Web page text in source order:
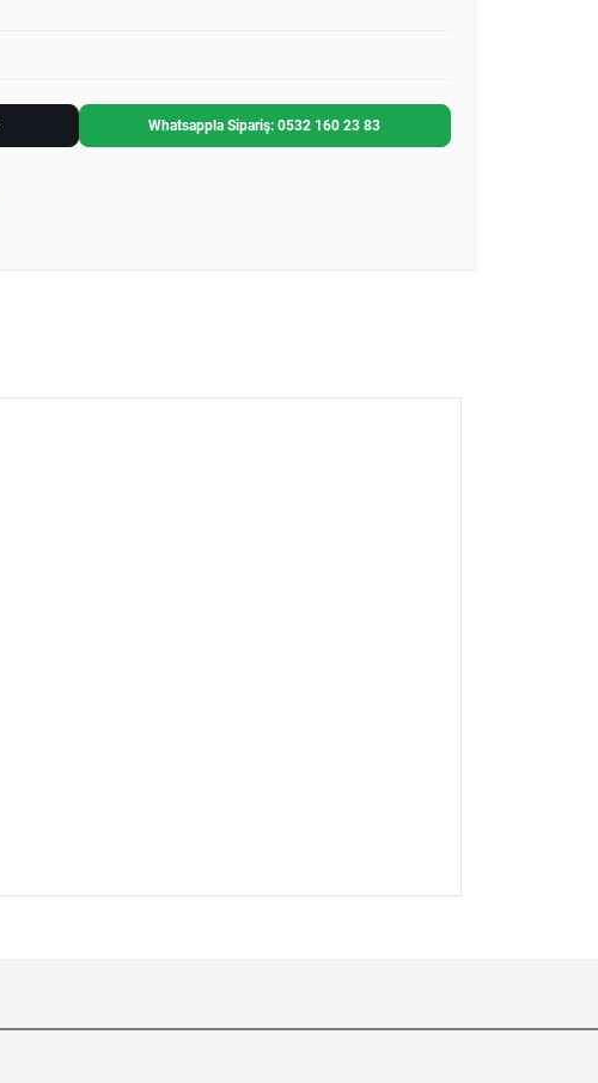
Whatsappla Sipariş: 0532 160 23 83